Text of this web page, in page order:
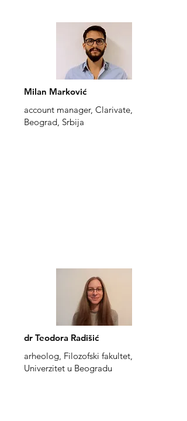
Milan Marković
account manager, Clarivate,
Beograd, Srbija
dr Teodora Radišić
arheolog, Filozofski fakultet,
Univerzitet u Beogradu